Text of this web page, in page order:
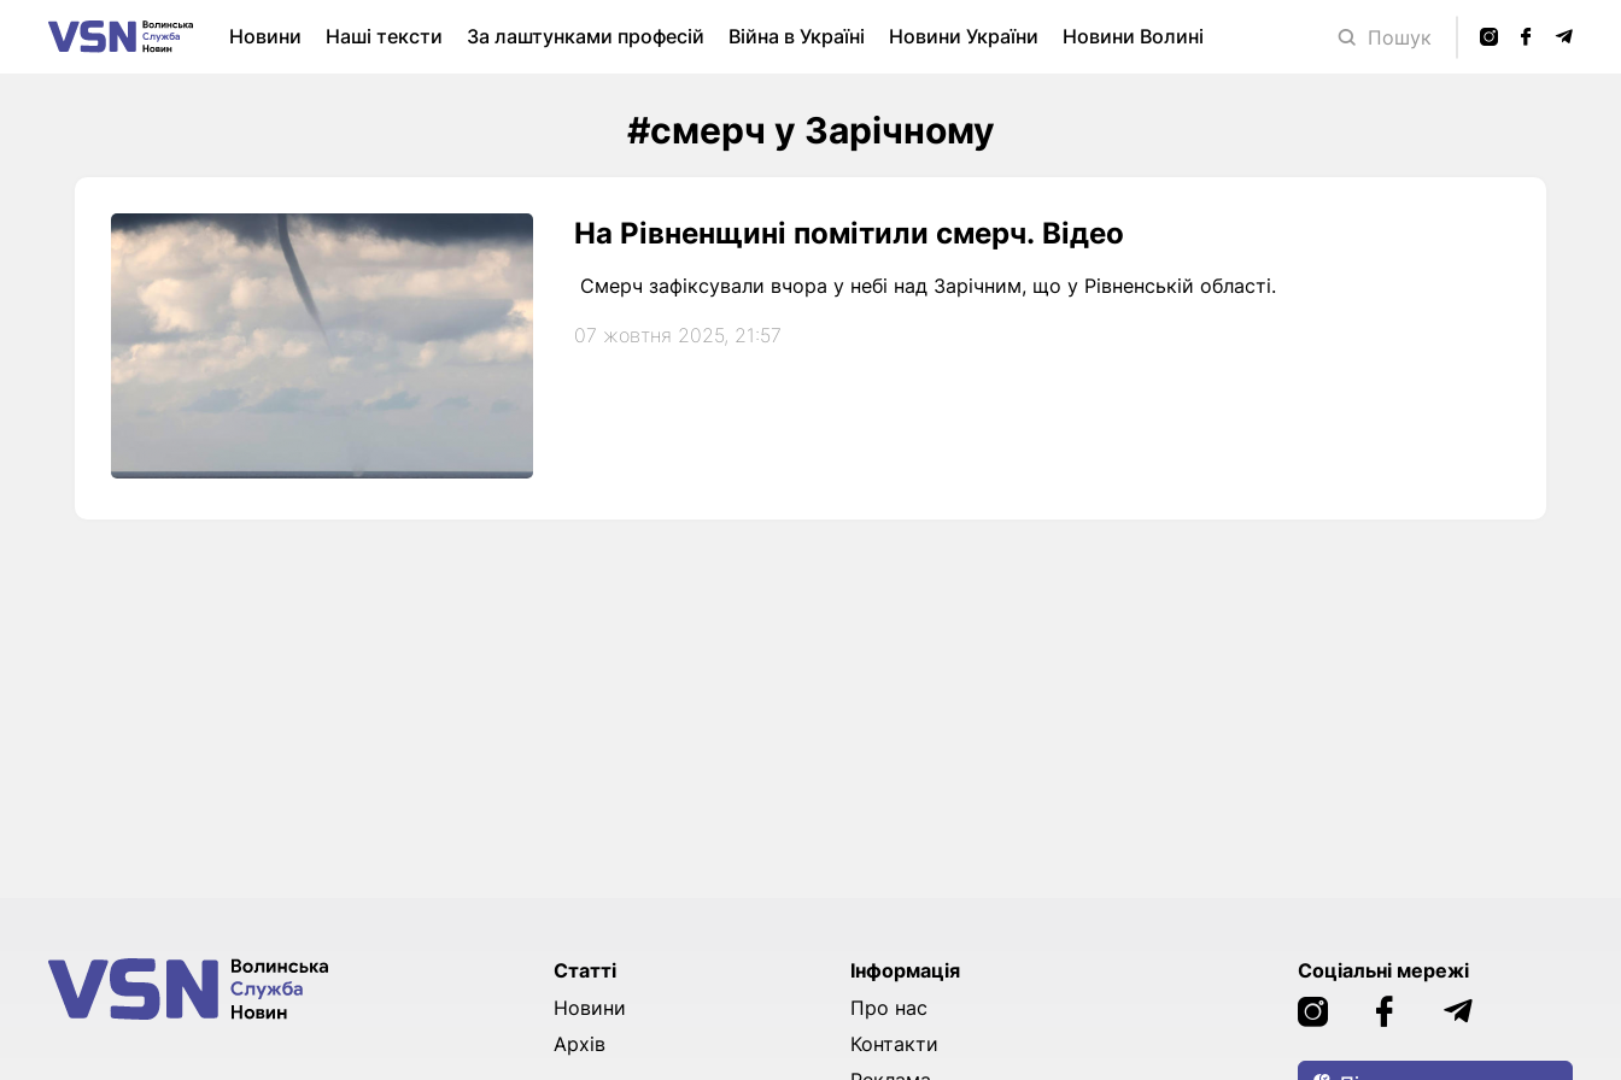
Новини Наші тексти За лаштунками професій Війна в Україні Новини України
Новини Волині
Пошук
#смерч у Зарічному
На Рівненщині помітили смерч. Відео
Смерч зафіксували вчора у небі над Зарічним, що у Рівненській області.
07 жовтня 2025, 21:57
Статті
Новини
Архів
Інформація
Про нас
Контакти
Соціальні мережі